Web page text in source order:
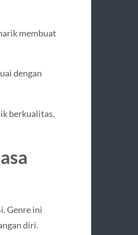
membuat
dengan
berkualitas.
Genre ini
diri.